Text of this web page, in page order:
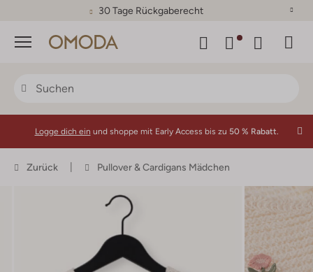
30 Tage Rückgaberecht
Menü
Logge dich ein und shoppe mit Early Access bis zu 50 % Rabatt.
Zurück Pullover & Cardigans Mädchen